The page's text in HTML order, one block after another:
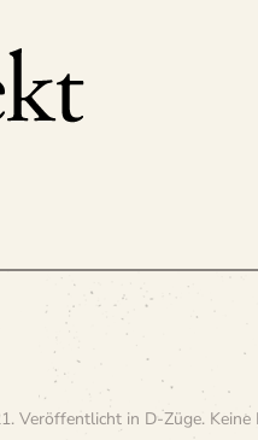
. Veröffentlicht in D-Züge. Keine